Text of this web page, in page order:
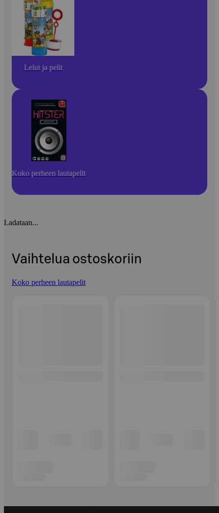
Lelut ja pelit
Koko perheen lautapelit
Ladataan...
Vaihtelua ostoskoriin
Koko perheen lautapelit